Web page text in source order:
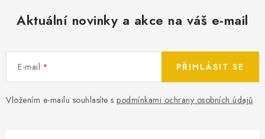
Aktuální novinky a akce na váš e-mail
E-mail
Vložením e-mailu souhlasíte s podmínkami ochrany osobních údajů
PŘIHLÁSIT SE